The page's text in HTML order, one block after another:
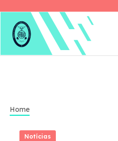
Home
Notícias